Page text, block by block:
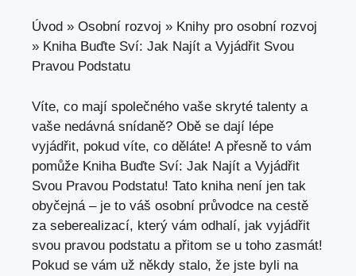
Úvod » Osobní rozvoj » Knihy pro osobní rozvoj
» Kniha Buďte Sví: Jak Najít a Vyjádřit Svou
Pravou Podstatu
Víte,‌ co mají společného⁣ vaše skryté‍ talenty⁣ a
vaše nedávná‌ snídaně? Obě se dají lépe
vyjádřit, pokud víte, co děláte!​ A přesně to vám
pomůže Kniha⁢ Buďte Sví: Jak Najít a Vyjádřit
Svou‌ Pravou⁣ Podstatu! ‌Tato kniha není ⁢jen ‌tak
obyčejná – je to váš⁢ osobní průvodce⁣ na cestě
za seberealizací, který vám⁣ odhalí,⁤ jak⁤ vyjádřit ​
svou pravou podstatu ​a ‌přitom se u​ toho zasmát!
⁢Pokud se⁢ vám už ‌někdy⁢ stalo, že jste byli na